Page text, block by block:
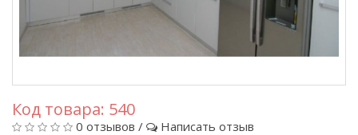
Код товара: 540
0 отзывов / Написать отзыв